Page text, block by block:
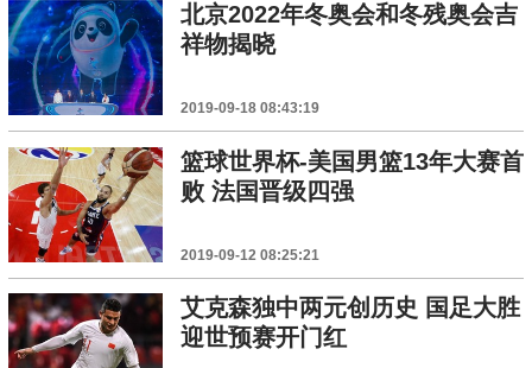
北京2022年冬奥会和冬残奥会吉
祥物揭晓
2019-09-18 08:43:19
篮球世界杯-美国男篮13年大赛首
败 法国晋级四强
2019-09-12 08:25:21
艾克森独中两元创历史 国足大胜
迎世预赛开门红